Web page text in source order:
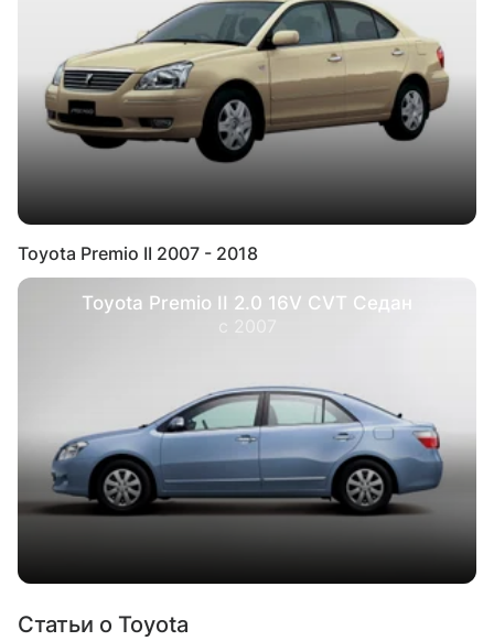
Toyota Premio II 2007 - 2018
Toyota Premio II 2.0 16V СVT Седан
Статьи о Toyota